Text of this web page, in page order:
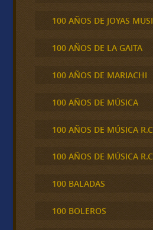
100 AÑOS DE JOYAS
100 AÑOS DE LA GAITA
100 AÑOS DE MARIACHI
100 AÑOS DE MÚSICA
100 AÑOS DE MÚSICA
100 AÑOS DE MÚSICA
100 BALADAS
100 BOLEROS